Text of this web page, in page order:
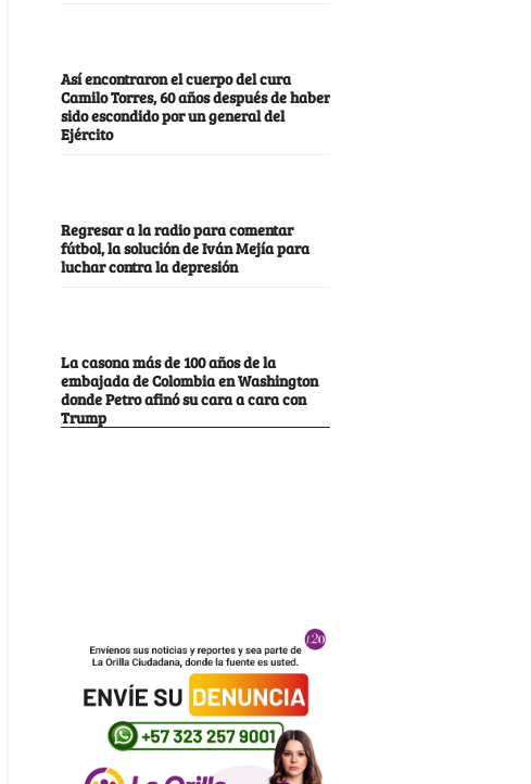
Así encontraron el cuerpo del cura
Camilo Torres, 60 años después de haber
sido escondido por un general del
Ejército
Regresar a la radio para comentar
fútbol, la solución de Iván Mejía para
luchar contra la depresión
La casona más de 100 años de la
embajada de Colombia en Washington
donde Petro afinó su cara a cara con
Trump